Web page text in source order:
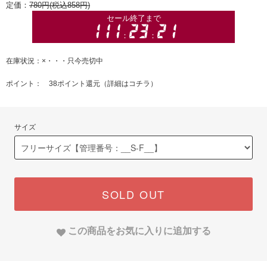
定価： 780円(税込858円)
在庫状況：×・・・只今売切中
ポイント： 38ポイント還元（詳細はコチラ ）
サイズ
SOLD OUT
この商品をお気に入りに追加する